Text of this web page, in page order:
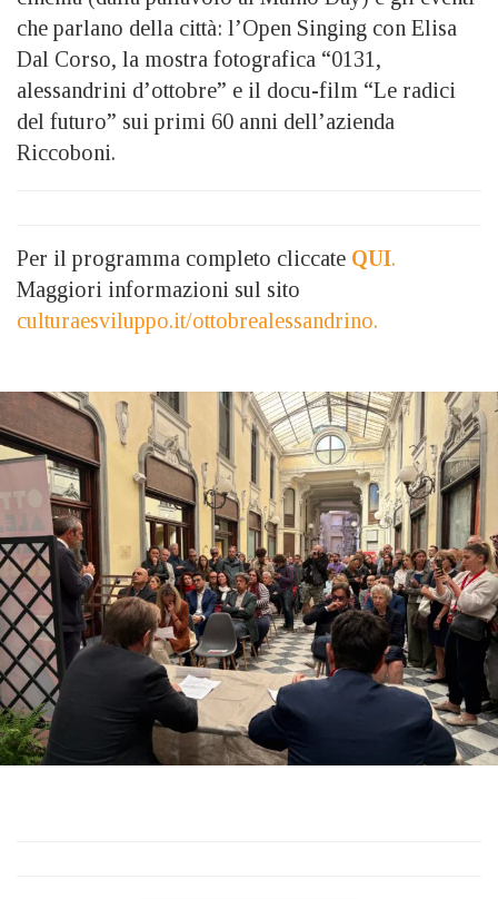
che parlano della città: l’Open Singing con Elisa
Dal Corso, la mostra fotografica “0131,
alessandrini d’ottobre” e il docu-film “Le radici
del futuro” sui primi 60 anni dell’azienda
Riccoboni.
Per il programma completo cliccate QUI.
Maggiori informazioni sul sito
culturaesviluppo.it/ottobrealessandrino.